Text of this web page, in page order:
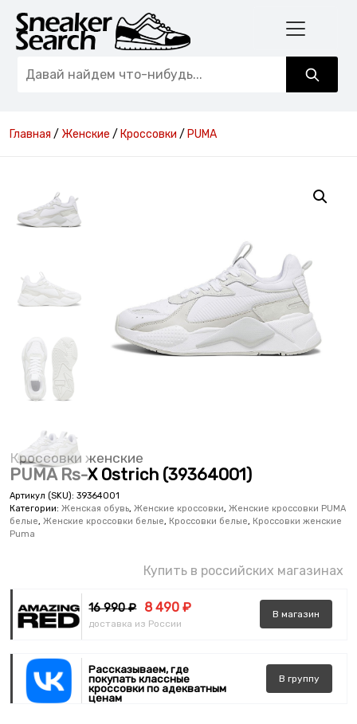
Главная / Женские / Кроссовки / PUMA
Кроссовки женские
PUMA Rs-X Ostrich (39364001)
Артикул (SKU): 39364001
Категории: Женская обувь, Женские кроссовки, Женские кроссовки PUMA
белые, Женские кроссовки белые, Кроссовки белые, Кроссовки женские
Puma
Купить в российских магазинах
16 990 ₽ 8 490 ₽
доставка из России
В магазин
Рассказываем, где
покупать классные
кроссовки по адекватным
ценам
В группу